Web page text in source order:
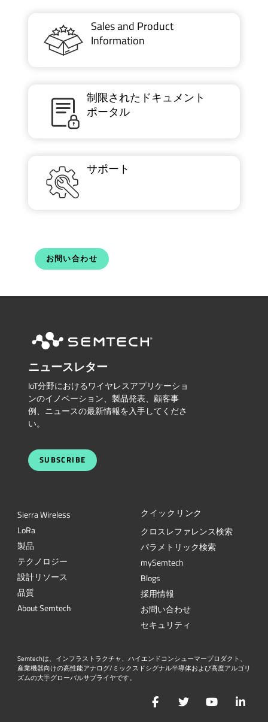
Sales and Product
Information
制限されたドキュメント
ポータル
サポート
お問い合わせ
ニュースレター
IoT分野におけるワイヤレスアプリケーショ
ンのイノベーション、製品発表、顧客事
例、ニュースの最新情報を入手してくださ
い。
SUBSCRIBE
Sierra Wireless
LoRa
製品
テクノロジー
設計リソース
品質
About Semtech
クイックリンク
クロスレファレンス検索
パラメトリック検索
mySemtech
Blogs
採用情報
お問い合わせ
セキュリティ
Semtechは、インフラストラクチャ、ハイエンドコンシューマープロダクト、
産業機器向けの高性能アナログ/ミックスドシグナル半導体および高度アルゴリ
ズムの大手グローバルサプライヤです。
FacebookTwitterYouTube